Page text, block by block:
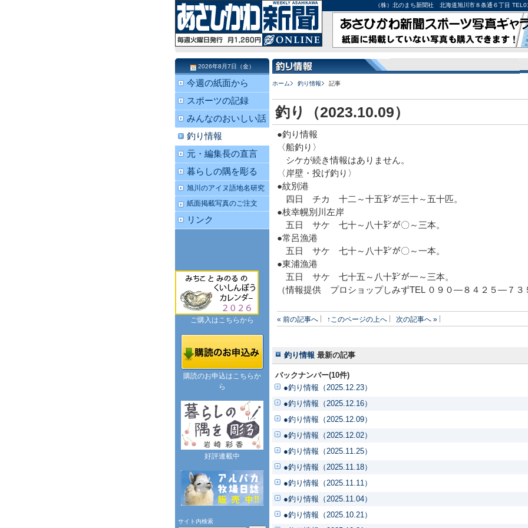
（株）北のまち新聞社 北海道旭川市８条通６丁目
ホーム 釣り情報 記事
釣り（2023.10.09）
●釣り情報
〈船釣り〉
シケが続き情報はありません。
〈岸壁・投げ釣り〉
●紋別港
四日 チカ 十二～十五㌢が三十～五十匹。
●枝幸幌別川左岸
五日 サケ 七十～八十㌢が〇～三本。
●常呂漁港
五日 サケ 七十～八十㌢が〇～一本。
●東浦漁港
五日 サケ 七十五～八十㌢が一～三本。
（情報提供 プロショップしみずTEL ０９０―８４２５―７３
« 前の記事へ ↑このページの上へ 次の記事へ »
釣り情報 最新の記事
バックナンバー(10件)
●釣り情報（2025.12.23）
●釣り情報（2025.12.16）
●釣り情報（2025.12.09）
●釣り情報（2025.12.02）
●釣り情報（2025.11.25）
●釣り情報（2025.11.18）
●釣り情報（2025.11.11）
●釣り情報（2025.11.04）
●釣り情報（2025.10.21）
2026年8月7日（金）
今週の紙面から
スポーツの記録
みんなのおいしい話
釣り情報
元・編集長の直言
暮らしの隅を彫る
旭川のアイヌ語地名研究
紙面掲載写真のご注文
リンク
ご購入はこちらから
購読のお申込はこちらか
ら
好評連載中
サイト内検索